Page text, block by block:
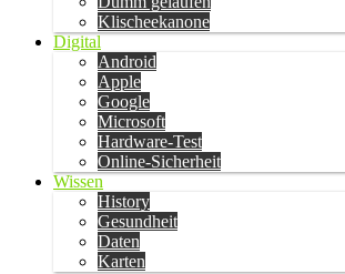
Klischeekanone
Digital
Android
Apple
Google
Microsoft
Hardware-Test
Online-Sicherheit
Wissen
History
Gesundheit
Daten
Karten